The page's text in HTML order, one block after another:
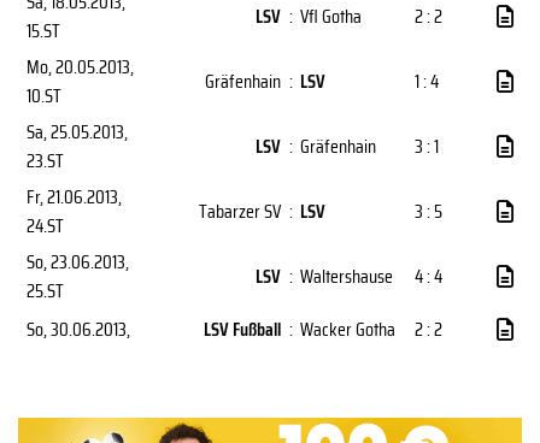
15.ST
LSV : Vfl Gotha
2 : 2
Mo, 20.05.2013,
10.ST
Gräfenhain : LSV
1 : 4
Sa, 25.05.2013,
23.ST
LSV : Gräfenhain
3 : 1
Fr, 21.06.2013,
24.ST
Tabarzer SV : LSV
3 : 5
So, 23.06.2013,
25.ST
LSV : Waltershause
4 : 4
So, 30.06.2013, LSV Fußball : Wacker Gotha 2 : 2